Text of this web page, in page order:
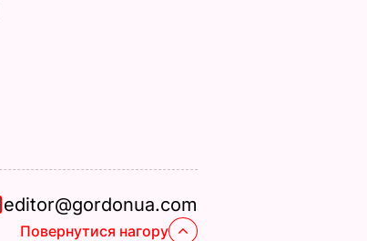
editor@gordonua.com
Повернутися нагору